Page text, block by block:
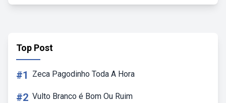
Top Post
#1 Zeca Pagodinho Toda A Hora
#2 Vulto Branco é Bom Ou Ruim